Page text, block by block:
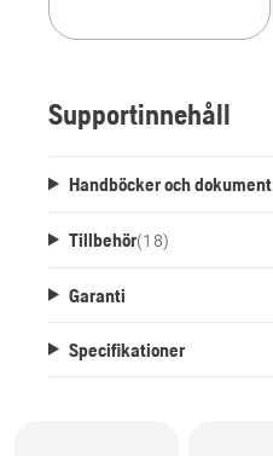
Supportinnehåll
Handböcker och dokument
Tillbehör(18)
Garanti
Specifikationer